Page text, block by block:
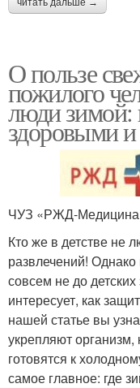
О пользе
пожилого
люди зимой:
здоровыми
ЧУЗ «РЖД-
Кто же в детстве не
развлечений!
совсем не до
интересует, как
нашей статье вы
укрепляют организм,
готовятся к
самое главное: где